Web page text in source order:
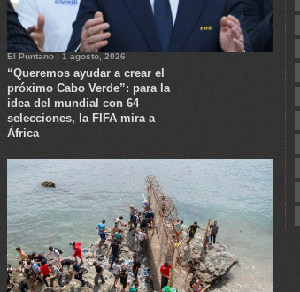
El Puntano | 1 agosto, 2026
“Queremos ayudar a crear el
próximo Cabo Verde”: para la
idea del mundial con 64
selecciones, la FIFA mira a
África